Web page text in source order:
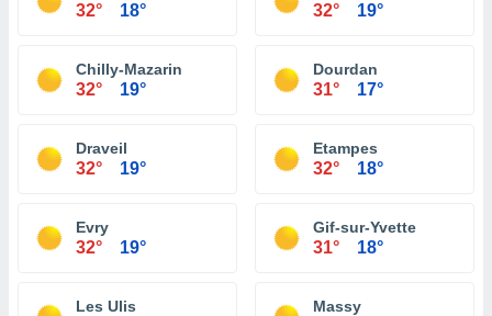
32° 18° 32° 19°
Chilly-Mazarin
32° 19°
Dourdan
31° 17°
Draveil
32° 19°
Etampes
32° 18°
Evry
32° 19°
Gif-sur-Yvette
31° 18°
Les Ulis Massy